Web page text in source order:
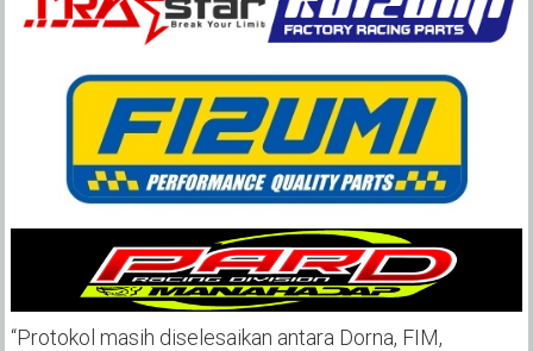
“Protokol masih diselesaikan antara Dorna, FIM,